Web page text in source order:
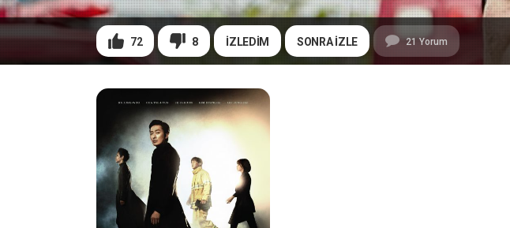
72 8 İZLEDİM SONRA İZLE 21 Yorum